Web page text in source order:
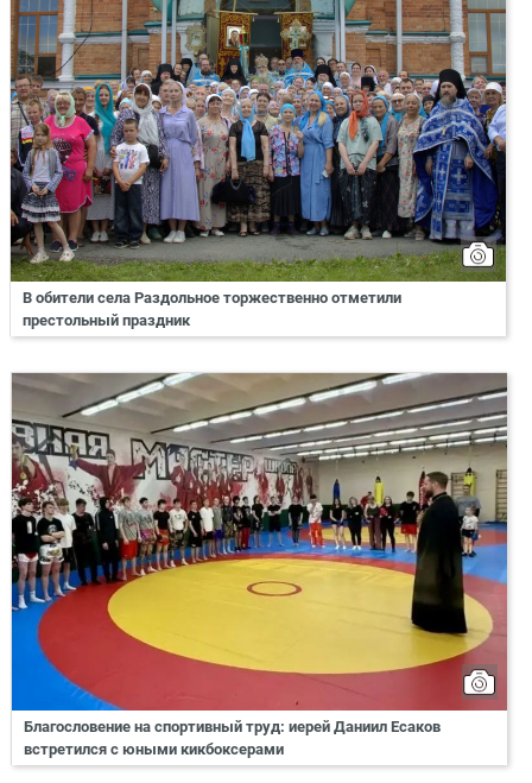
В обители села Раздольное торжественно отметили
престольный праздник
Благословение на спортивный труд: иерей Даниил Есаков
встретился с юными кикбоксерами